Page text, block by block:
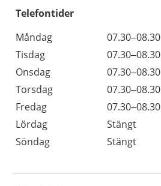
Telefontider
Måndag
07.30–08.30
Tisdag
07.30–08.30
Onsdag
07.30–08.30
Torsdag
07.30–08.30
Fredag
07.30–08.30
Lördag
Stängt
Söndag
Stängt